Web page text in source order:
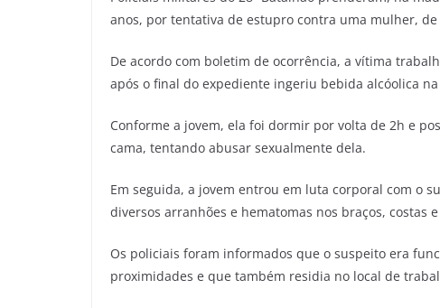
anos, por tentativa de estupro contra uma mulher, de
De acordo com boletim de ocorrência, a vítima
após o final do expediente ingeriu bebida alcóolica
Conforme a jovem, ela foi dormir por volta de 2h e
cama, tentando abusar sexualmente dela.
Em seguida, a jovem entrou em luta corporal com o
diversos arranhões e hematomas nos braços, costas
Os policiais foram informados que o suspeito era
proximidades e que também residia no local de